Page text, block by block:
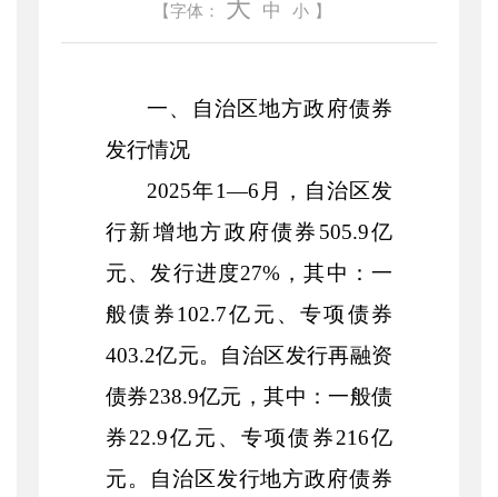
【字体： 大 中 小 】
一、自治区地方政府债券
发行情况
2025年1—6 月，自治区发
行新增地方政府债券 505.9亿
元、发行进度27% ，其中：一
般债券102.7亿元、专项债券
403.2亿元。自治区发行再融资
债券238.9亿元，其中：一般债
券22.9亿元、专项债券216亿
元。自治区发行地方政府债券